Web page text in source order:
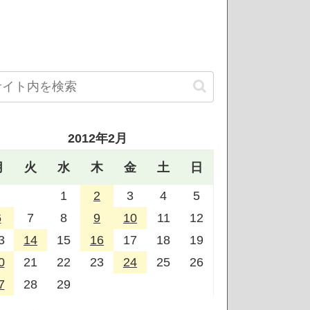
2012年2月
火 水 木 金 土 日
1 2 3 4
5
7 8 9 10 11
12
14 15 16 17 18
19
21 22 23 24 25
26
28 29